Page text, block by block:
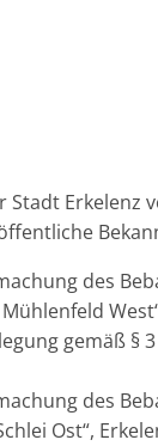
Erkelenz
des
gemäß §
des
Ost“,